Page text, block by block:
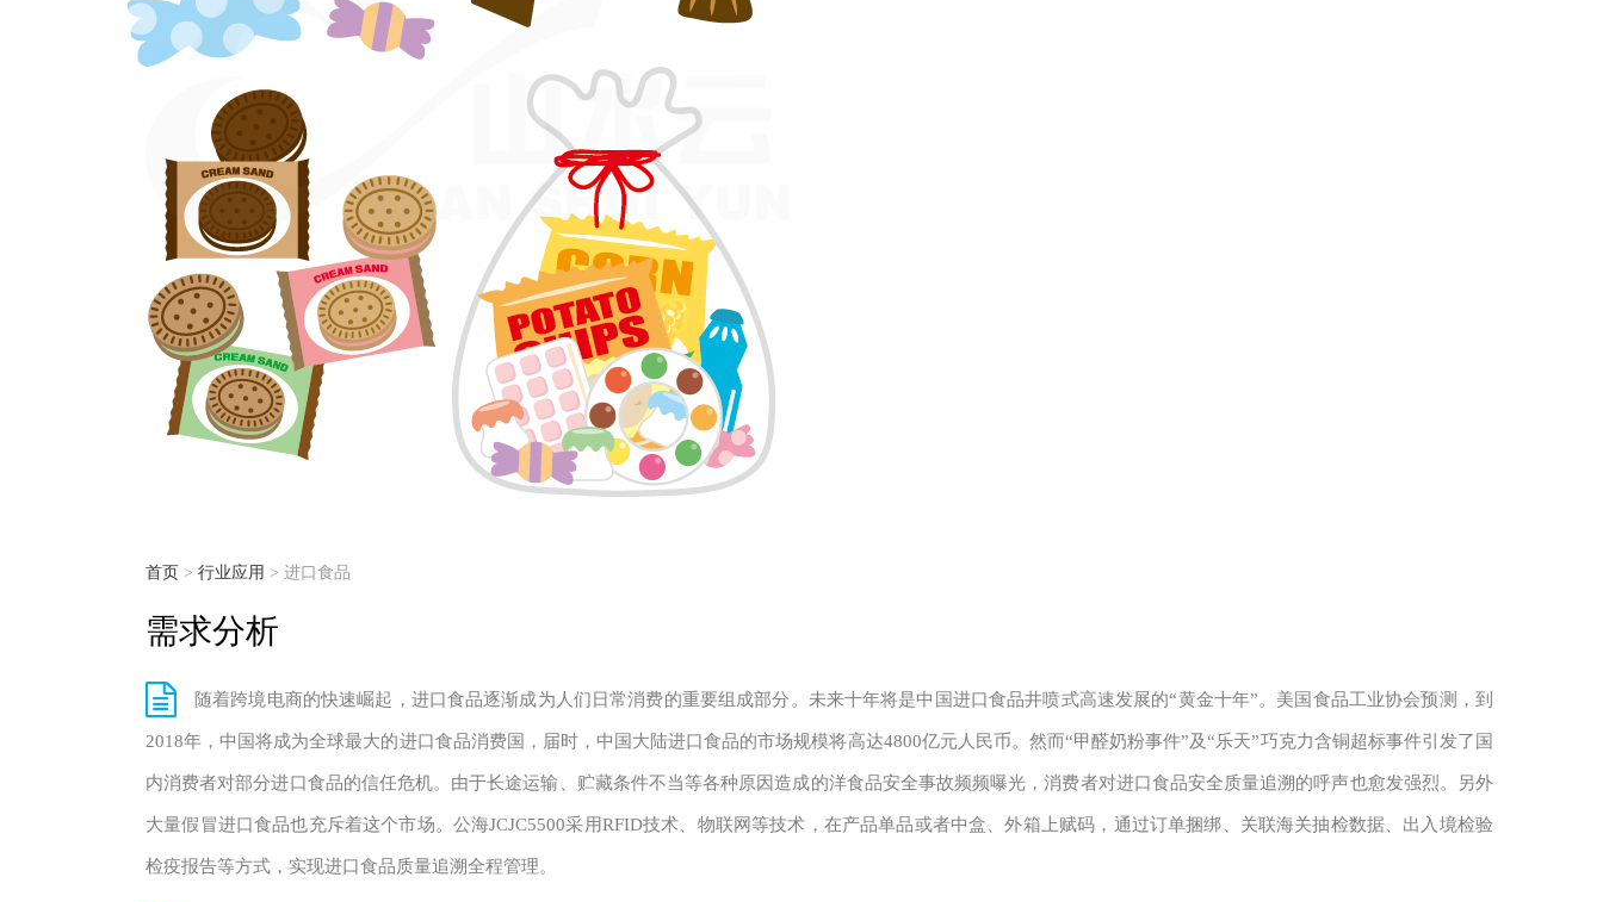
首页 > 行业应用 > 进口食品
需求分析
随着跨境电商的快速崛起，进口食品逐渐成为人们日常消费的重要组成部分。未来十年将是中国进口食品井喷式高速发展的“黄金十年”。美国食品工业协会预测，到
2018年，中国将成为全球最大的进口食品消费国，届时，中国大陆进口食品的市场规模将高达4800亿元人民币。然而“甲醛奶粉事件”及“乐天”巧克力含铜超标事件引发了国
内消费者对部分进口食品的信任危机。由于长途运输、贮藏条件不当等各种原因造成的洋食品安全事故频频曝光，消费者对进口食品安全质量追溯的呼声也愈发强烈。另外
大量假冒进口食品也充斥着这个市场。公海JCJC5500采用RFID技术、物联网等技术，在产品单品或者中盒、外箱上赋码，通过订单捆绑、关联海关抽检数据、出入境检验
检疫报告等方式，实现进口食品质量追溯全程管理。